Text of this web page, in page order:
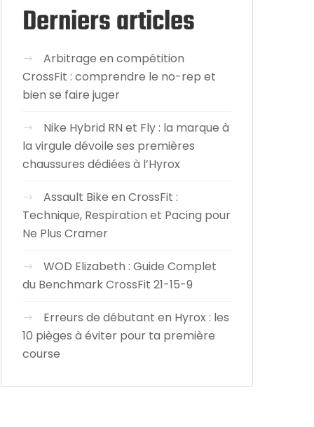
Derniers articles
Arbitrage en compétition
CrossFit : comprendre le no-rep et
bien se faire juger
Nike Hybrid RN et Fly : la marque à
la virgule dévoile ses premières
chaussures dédiées à l’Hyrox
Assault Bike en CrossFit :
Technique, Respiration et Pacing pour
Ne Plus Cramer
WOD Elizabeth : Guide Complet
du Benchmark CrossFit 21-15-9
Erreurs de débutant en Hyrox : les
10 pièges à éviter pour ta première
course